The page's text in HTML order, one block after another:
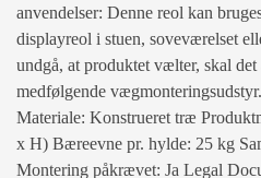
anvendelser: Denne reol kan
displayreol i stuen, soveværelset
undgå, at produktet vælter, skal det
medfølgende
Materiale: Konstrueret træ
x H) Bæreevne pr. hylde: 25 kg
Montering påkrævet: Ja Legal